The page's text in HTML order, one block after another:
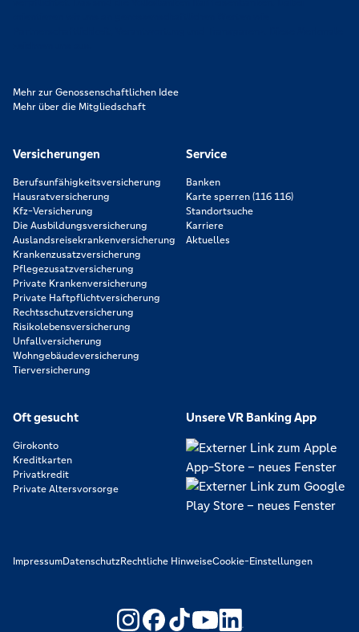
Mehr zur Genossenschaftlichen Idee
Mehr über die Mitgliedschaft
Versicherungen
Berufsunfähigkeitsversicherung
Hausratversicherung
Kfz-Versicherung
Die Ausbildungsversicherung
Auslandsreisekrankenversicherung
Krankenzusatzversicherung
Pflegezusatzversicherung
Private Krankenversicherung
Private Haftpflichtversicherung
Rechtsschutzversicherung
Risikolebensversicherung
Unfallversicherung
Wohngebäudeversicherung
Tierversicherung
Service
Banken
Karte sperren (116 116)
Standortsuche
Karriere
Aktuelles
Oft gesucht
Girokonto
Kreditkarten
Privatkredit
Private Altersvorsorge
Unsere VR Banking App
ImpressumDatenschutzRechtliche HinweiseCookie-Einstellungen
https://www.youtube.com/
https://